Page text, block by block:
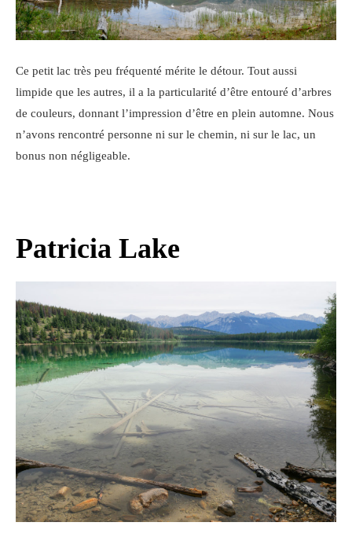
Ce petit lac très peu fréquenté mérite le détour. Tout aussi
limpide que les autres, il a la particularité d’être entouré d’arbres
de couleurs, donnant l’impression d’être en plein automne. Nous
n’avons rencontré personne ni sur le chemin, ni sur le lac, un
bonus non négligeable.
Patricia Lake